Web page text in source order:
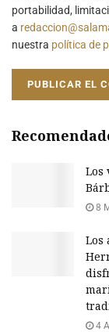
portabilidad,
a
nuestra política de
Los
8
Los
4